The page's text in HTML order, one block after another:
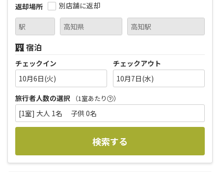
返却場所
別店舗に返却
宿泊
チェックイン
10月6日(火)
チェックアウト
10月7日(水)
旅行者人数の選択
（1室あたり ）
[1室] 大人 1名 子供 0名
検索する